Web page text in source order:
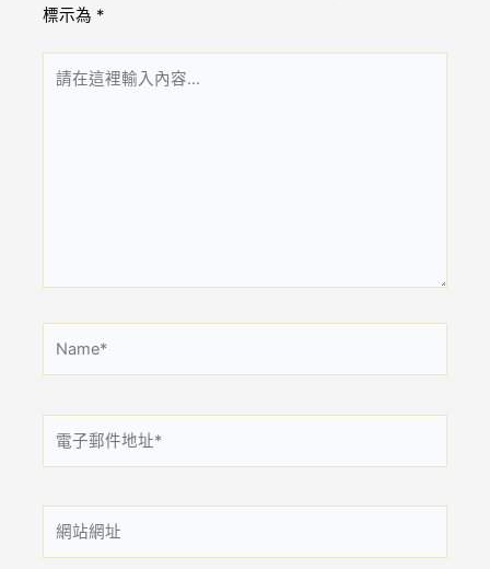
標示為 *
在
子
件
地
址
站